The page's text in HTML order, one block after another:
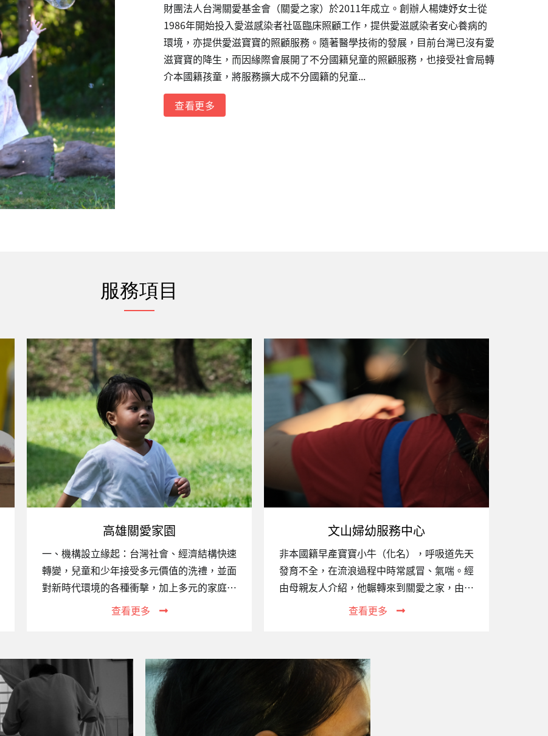
財團法人台灣關愛基金會（關愛之家）於2011年成立。創辦人楊婕妤女士從
1986年開始投入愛滋感染者社區臨床照顧工作，提供愛滋感染者安心養病的
環境，亦提供愛滋寶寶的照顧服務。隨著醫學技術的發展，目前台灣已沒有愛
滋寶寶的降生，而因緣際會展開了不分國籍兒童的照顧服務，也接受社會局轉
介本國籍孩童，將服務擴大成不分國籍的兒童...
查看更多
服務項目
高雄關愛家園
一、機構設立緣起：台灣社會、經濟結構快速
轉變，兒童和少年接受多元價值的洗禮，並面
對新時代環境的各種衝擊，加上多元的家庭組
織結構變遷，許多家庭原本的功能銳減，不但
會負擔。二、機構設立宗旨：不分年齡、性
別、種族、國籍與宗教，提供安置服務、照
顧、心理輔導、生活補助，讓收容者都能感受
到家的溫暖與生命的尊嚴。以尊重和關懷延續
查看更多
文山婦幼服務中心
非本國籍早產寶寶小牛（化名），呼吸道先天
發育不全，在流浪過程中時常感冒、氣喘。經
由母親友人介紹，他輾轉來到關愛之家，由本
會協助送醫治療。歷經近兩個月的治療，小牛
今，小牛展現了強烈的求生意志，每天努力長
大，慢慢不再仰賴氧氣機及抽痰機。一、專案
關注的議題統計至2020年12月底止，在台女性
外籍移工（產業與社福合計）已達382,028人。
查看更多